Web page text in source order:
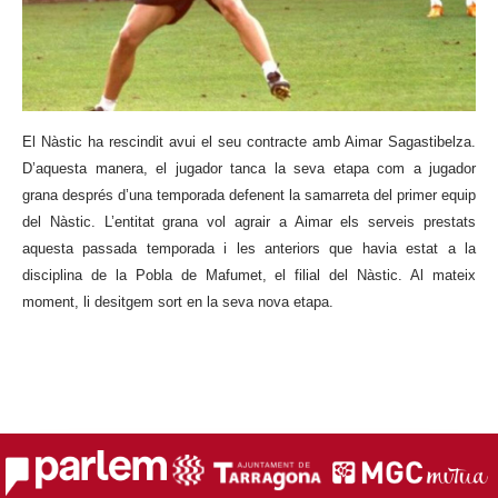
El Nàstic ha rescindit avui el seu contracte amb Aimar Sagastibelza.
D’aquesta manera, el jugador tanca la seva etapa com a jugador
grana després d’una temporada defenent la samarreta del primer equip
del Nàstic. L’entitat grana vol agrair a Aimar els serveis prestats
aquesta passada temporada i les anteriors que havia estat a la
disciplina de la Pobla de Mafumet, el filial del Nàstic. Al mateix
moment, li desitgem sort en la seva nova etapa.